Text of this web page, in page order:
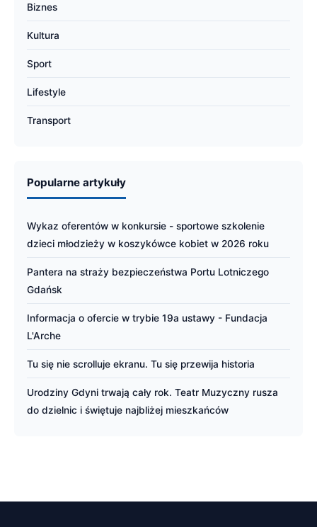
Biznes
Kultura
Sport
Lifestyle
Transport
Popularne artykuły
Wykaz oferentów w konkursie - sportowe szkolenie
dzieci młodzieży w koszykówce kobiet w 2026 roku
Pantera na straży bezpieczeństwa Portu Lotniczego
Gdańsk
Informacja o ofercie w trybie 19a ustawy - Fundacja
L'Arche
Tu się nie scrolluje ekranu. Tu się przewija historia
Urodziny Gdyni trwają cały rok. Teatr Muzyczny rusza
do dzielnic i świętuje najbliżej mieszkańców